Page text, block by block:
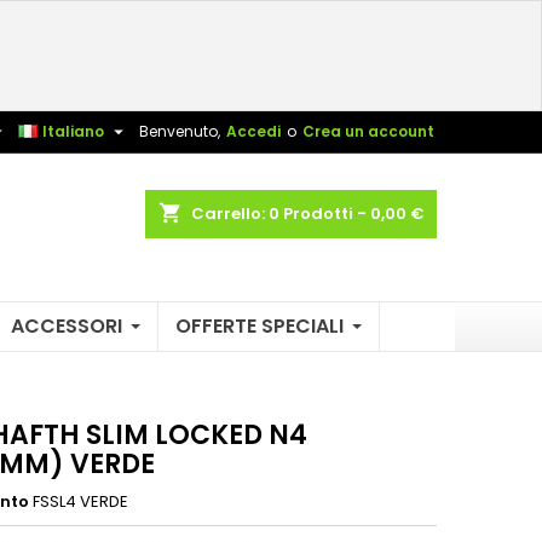
Benvenuto, Accedi o Crea un account
Italiano 
shopping_cart Carrello: 0 Prodotti - 0,00 €
ACCESSORI OFFERTE SPECIALI
SLIM LOCKED N4
VERDE
FSSL4 VERDE